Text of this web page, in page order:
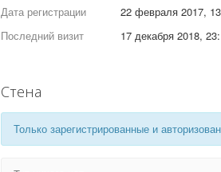
Дата регистрации
22 февраля 2017,
Последний визит
17 декабря 2018,
Стена
Только зарегистрированные и